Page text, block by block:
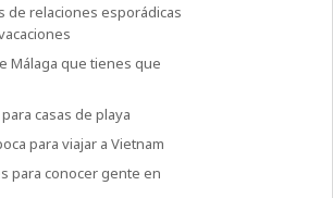
de relaciones esporádicas
Málaga que tienes que
casas de playa
para viajar a Vietnam
para conocer gente en